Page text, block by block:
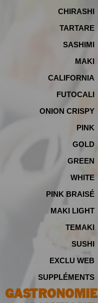
CHIRASHI
TARTARE
SASHIMI
MAKI
CALIFORNIA
FUTOCALI
ONION CRISPY
PINK
GOLD
GREEN
WHITE
PINK BRAISÉ
MAKI LIGHT
TEMAKI
SUSHI
EXCLU WEB
SUPPLÉMENTS
GASTRONOMIE